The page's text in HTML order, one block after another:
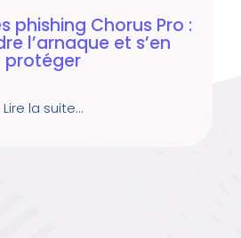
phishing Chorus Pro :
l’arnaque et s’en
protéger
Lire la suite…